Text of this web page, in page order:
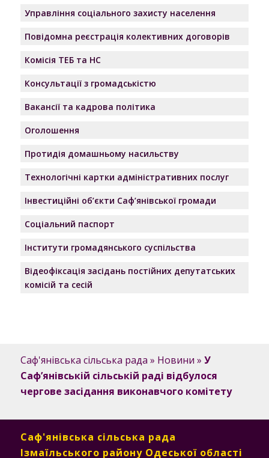
Управління соціального захисту населення
Повідомна реєстрація колективних договорів
Комісія ТЕБ та НС
Консультації з громадськістю
Вакансії та кадрова політика
Оголошення
Протидія домашньому насильству
Технологічні картки адміністративних послуг
Інвестиційні об’єкти Саф’янівської громади
Соціальний паспорт
Інститути громадянського суспільства
Відеофіксація засідань постійних депутатських
комісій та сесій
Саф'янівська сільська рада » Новини » У
Саф’янівській сільській раді відбулося
чергове засідання виконавчого комітету
Саф'янівська сільська рада
Ізмаїльського району Одеської області